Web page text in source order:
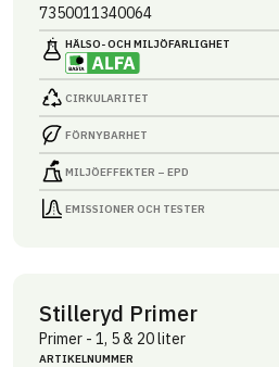
7350011340064
HÄLSO- OCH MILJÖ­FARLIGHET
CIRKULARITET
FÖRNYBARHET
MILJÖEFFEKTER – EPD
EMISSIONER OCH TESTER
Stilleryd Primer
Primer - 1, 5 & 20 liter
ARTIKEL­NUMMER